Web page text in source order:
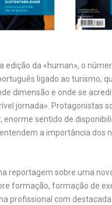
edição da «human», o
ligado ao turismo,
dimensão e onde se
jornada». Protagonistas
enorme sentido de
a importância dos
reportagem sobre uma
formação, formação de
profissional com